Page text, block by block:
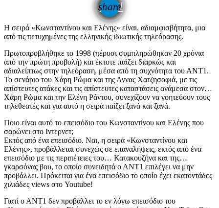
share
email
Η σειρά «Κωνσταντίνου και Ελένης» είναι, αδιαμφισβήτητα, μια
από τις πετυχημένες της ελληνικής ιδιωτικής τηλεόρασης.
Πρωτοπροβλήθηκε το 1998 (πέρυσι συμπληρώθηκαν 20 χρόνια
από την πρώτη προβολή) και έκτοτε παίζει διαρκώς και
αδιαλείπτως στην τηλεόραση, μέσα από τη συχνότητα του ΑΝΤ1.
Το σενάριο του Χάρη Ρώμα και της Αννας Χατζησοφιά, με τις
απίστευτες ατάκες και τις απίστευτες καταστάσεις ανάμεσα στον…
Χάρη Ρώμα και την Ελένη Ράντου, συνεχίζουν να γοητεύουν τους
τηλεθεατές και για αυτό η σειρά παίζει ξανά και ξανά.
Ποιο είναι αυτό το επεισόδιο του Κωνσταντίνου και Ελένης που
σαρώνει στο Ιντερνετ;
Εκτός από ένα επεισόδιο. Ναι, η σειρά «Κωνσταντίνου και
Ελένης», προβάλλεται συνεχώς σε επαναλήψεις, εκτός από ένα
επεισόδιο με τις περιπέτειες του… Κατακουζήνα και της…
γκαρσόνας βου, το οποίο συνειδητά ο ΑΝΤ1 επιλέγει να μην
προβάλλει. Πρόκειται για ένα επεισόδιο το οποίο έχει εκατοντάδες
χιλιάδες views στο Youtube!
Γιατί ο ΑΝΤ1 δεν προβάλλει το εν λόγω επεισόδιο του